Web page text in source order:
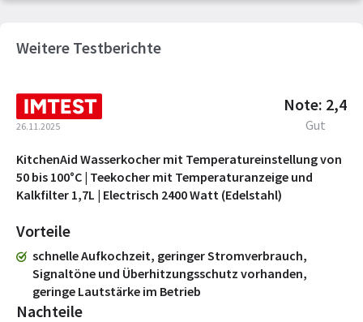
Weitere Testberichte
26.11.2025
Note: 2,4
Gut
KitchenAid Wasserkocher mit Temperatureinstellung von
50 bis 100°C | Teekocher mit Temperaturanzeige und
Kalkfilter 1,7L | Electrisch 2400 Watt (Edelstahl)
Vorteile
schnelle Aufkochzeit, geringer Stromverbrauch,
Signaltöne und Überhitzungsschutz vorhanden,
geringe Lautstärke im Betrieb
Nachteile